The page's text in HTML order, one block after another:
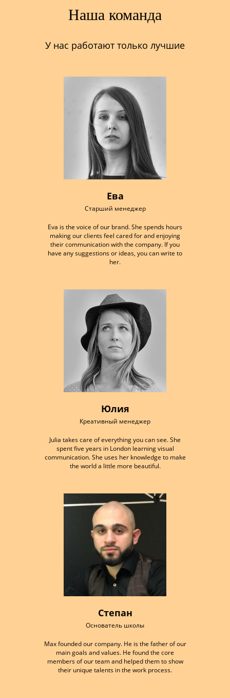
Наша команда
У нас работают только лучшие
Ева
Старший менеджер
Eva is the voice of our brand. She spends hours
making our clients feel cared for and enjoying
their communication with the company. If you
have any suggestions or ideas, you can write to
her.
Юлия
Креативный менеджер
Julia takes care of everything you can see. She
spent five years in London learning visual
communication. She uses her knowledge to make
the world a little more beautiful.
Степан
Основатель школы
Max founded our company. He is the father of our
main goals and values. He found the core
members of our team and helped them to show
their unique talents in the work process.